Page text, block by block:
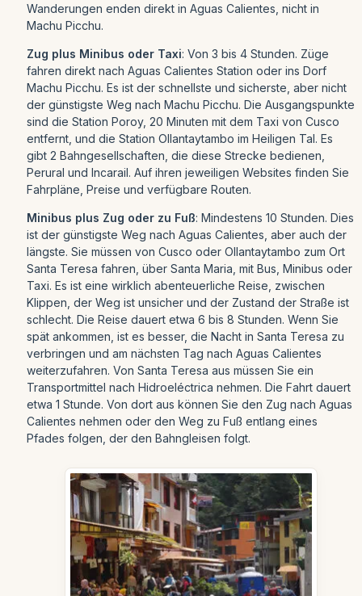
Wanderungen enden direkt in Aguas Calientes, nicht in
Machu Picchu.
Zug plus Minibus oder Taxi: Von 3 bis 4 Stunden. Züge
fahren direkt nach Aguas Calientes Station oder ins Dorf
Machu Picchu. Es ist der schnellste und sicherste, aber nicht
der günstigste Weg nach Machu Picchu. Die Ausgangspunkte
sind die Station Poroy, 20 Minuten mit dem Taxi von Cusco
entfernt, und die Station Ollantaytambo im Heiligen Tal. Es
gibt 2 Bahngesellschaften, die diese Strecke bedienen,
Perural und Incarail. Auf ihren jeweiligen Websites finden Sie
Fahrpläne, Preise und verfügbare Routen.
Minibus plus Zug oder zu Fuß: Mindestens 10 Stunden. Dies
ist der günstigste Weg nach Aguas Calientes, aber auch der
längste. Sie müssen von Cusco oder Ollantaytambo zum Ort
Santa Teresa fahren, über Santa Maria, mit Bus, Minibus oder
Taxi. Es ist eine wirklich abenteuerliche Reise, zwischen
Klippen, der Weg ist unsicher und der Zustand der Straße ist
schlecht. Die Reise dauert etwa 6 bis 8 Stunden. Wenn Sie
spät ankommen, ist es besser, die Nacht in Santa Teresa zu
verbringen und am nächsten Tag nach Aguas Calientes
weiterzufahren. Von Santa Teresa aus müssen Sie ein
Transportmittel nach Hidroeléctrica nehmen. Die Fahrt dauert
etwa 1 Stunde. Von dort aus können Sie den Zug nach Aguas
Calientes nehmen oder den Weg zu Fuß entlang eines
Pfades folgen, der den Bahngleisen folgt.